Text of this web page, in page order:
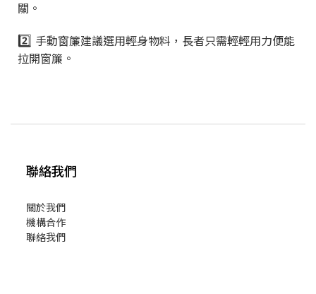
關。
2️⃣ 手動窗簾建議選用輕身物料，長者只需輕輕用力便能
拉開窗簾。
聯絡我們
關於我們
機構合作
聯絡我們